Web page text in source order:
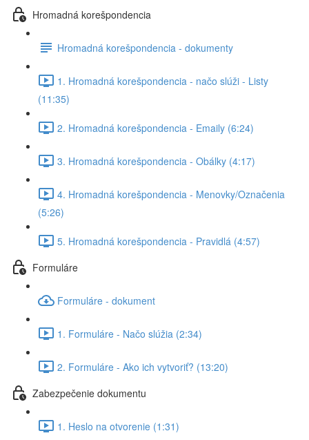
Hromadná korešpondencia
Hromadná korešpondencia - dokumenty
1. Hromadná korešpondencia - načo slúži - Listy
(11:35)
2. Hromadná korešpondencia - Emaily (6:24)
3. Hromadná korešpondencia - Obálky (4:17)
4. Hromadná korešpondencia - Menovky/Označenia
(5:26)
5. Hromadná korešpondencia - Pravidlá (4:57)
Formuláre
Formuláre - dokument
1. Formuláre - Načo slúžia (2:34)
2. Formuláre - Ako ich vytvoriť? (13:20)
Zabezpečenie dokumentu
1. Heslo na otvorenie (1:31)